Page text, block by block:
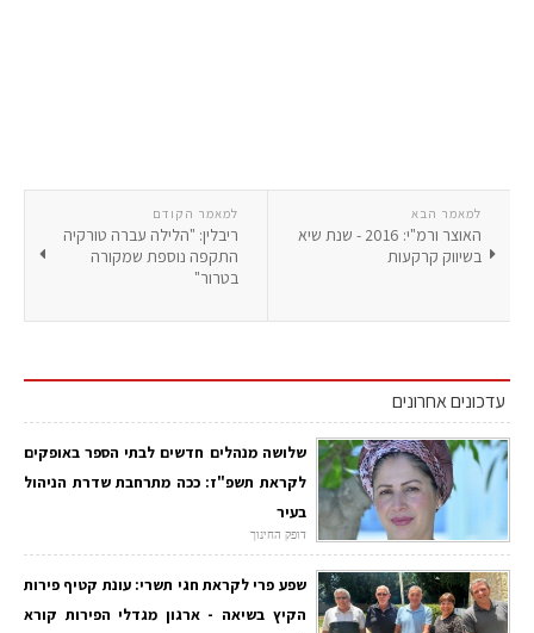
למאמר הקודם
ריבלין: "הלילה עברה טורקיה
התקפה נוספת שמקורה
בטרור"
למאמר הבא
האוצר ורמ"י: 2016 - שנת שיא
בשיווק קרקעות
עדכונים אחרונים
שלושה מנהלים חדשים לבתי הספר באופקים
לקראת תשפ"ז: ככה מתרחבת שדרת הניהול
בעיר
דופק החינוך
שפע פרי לקראת חגי תשרי: עונת קטיף פירות
הקיץ בשיאה - ארגון מגדלי הפירות קורא